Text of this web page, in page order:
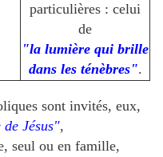
particulières : celui
de
"la lumière qui brille
dans les ténèbres".
sont invités, eux,
Jésus",
seul ou en famille,